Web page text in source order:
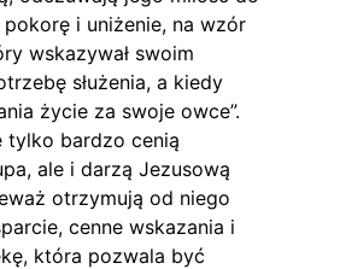
pokorę i uniżenie, na wzór
wskazywał swoim
służenia, a kiedy
życie za swoje owce”.
tylko bardzo cenią
ale i darzą Jezusową
otrzymują od niego
cenne wskazania i
która pozwala być